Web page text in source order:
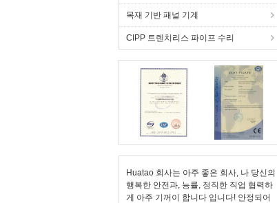
목재 기반 패널 기계
CIPP 트렌치리스 파이프 수리
Huatao 회사는 아주 좋은 회사, 나 당신의
행복한 안전과, 능률, 정직한 직업 협력하
게 아주 기꺼이 합니다 입니다! 안정되어